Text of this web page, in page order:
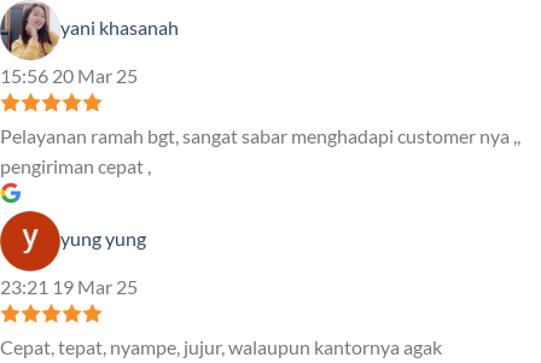
yani khasanah
15:56 20 Mar 25
Pelayanan ramah bgt, sangat sabar menghadapi customer nya ,,
pengiriman cepat ,
yung yung
23:21 19 Mar 25
Cepat, tepat, nyampe, jujur, walaupun kantornya agak